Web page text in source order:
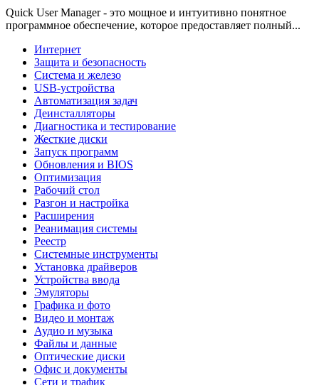
Quick User Manager - это мощное и интуитивно понятное
программное обеспечение, которое предоставляет полный...
Интернет
Защита и безопасность
Система и железо
USB-устройства
Автоматизация задач
Деинсталляторы
Диагностика и тестирование
Жесткие диски
Запуск программ
Обновления и BIOS
Оптимизация
Рабочий стол
Разгон и настройка
Расширения
Реанимация системы
Реестр
Системные инструменты
Установка драйверов
Устройства ввода
Эмуляторы
Графика и фото
Видео и монтаж
Аудио и музыка
Файлы и данные
Оптические диски
Офис и документы
Сети и трафик